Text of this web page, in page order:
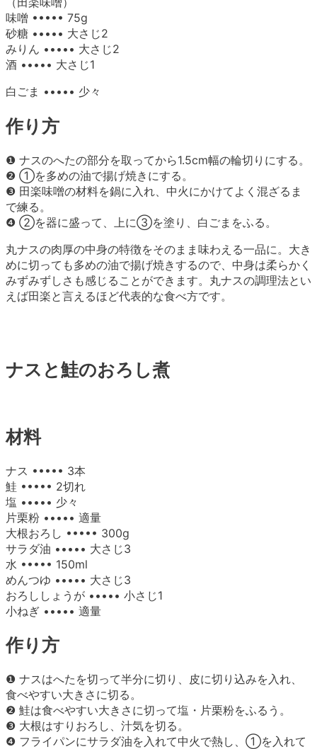
味噌 ••••• 75g
砂糖 ••••• 大さじ2
みりん ••••• 大さじ2
酒 ••••• 大さじ1
白ごま ••••• 少々
作り方
❶ ナスのへたの部分を取ってから1.5cm幅の輪切りにする。
❷ ①を多めの油で揚げ焼きにする。
❸ 田楽味噌の材料を鍋に入れ、中火にかけてよく混ざるま
で練る。
❹ ②を器に盛って、上に③を塗り、白ごまをふる。
丸ナスの肉厚の中身の特徴をそのまま味わえる一品に。大き
めに切っても多めの油で揚げ焼きするので、中身は柔らかく
みずみずしさも感じることができます。丸ナスの調理法とい
えば田楽と言えるほど代表的な食べ方です。
ナスと鮭のおろし煮
材料
ナス ••••• 3本
鮭 ••••• 2切れ
塩 ••••• 少々
片栗粉 ••••• 適量
大根おろし ••••• 300g
サラダ油 ••••• 大さじ3
水 ••••• 150ml
めんつゆ ••••• 大さじ3
おろししょうが ••••• 小さじ1
小ねぎ ••••• 適量
作り方
❶ ナスはへたを切って半分に切り、皮に切り込みを入れ、
食べやすい大きさに切る。
❷ 鮭は食べやすい大きさに切って塩・片栗粉をふるう。
❸ 大根はすりおろし、汁気を切る。
❹ フライパンにサラダ油を入れて中火で熱し、①を入れて